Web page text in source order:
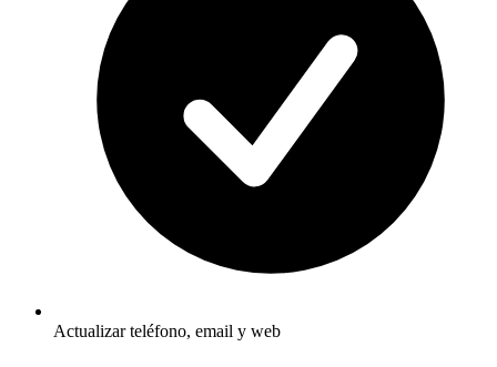
Actualizar teléfono, email y web